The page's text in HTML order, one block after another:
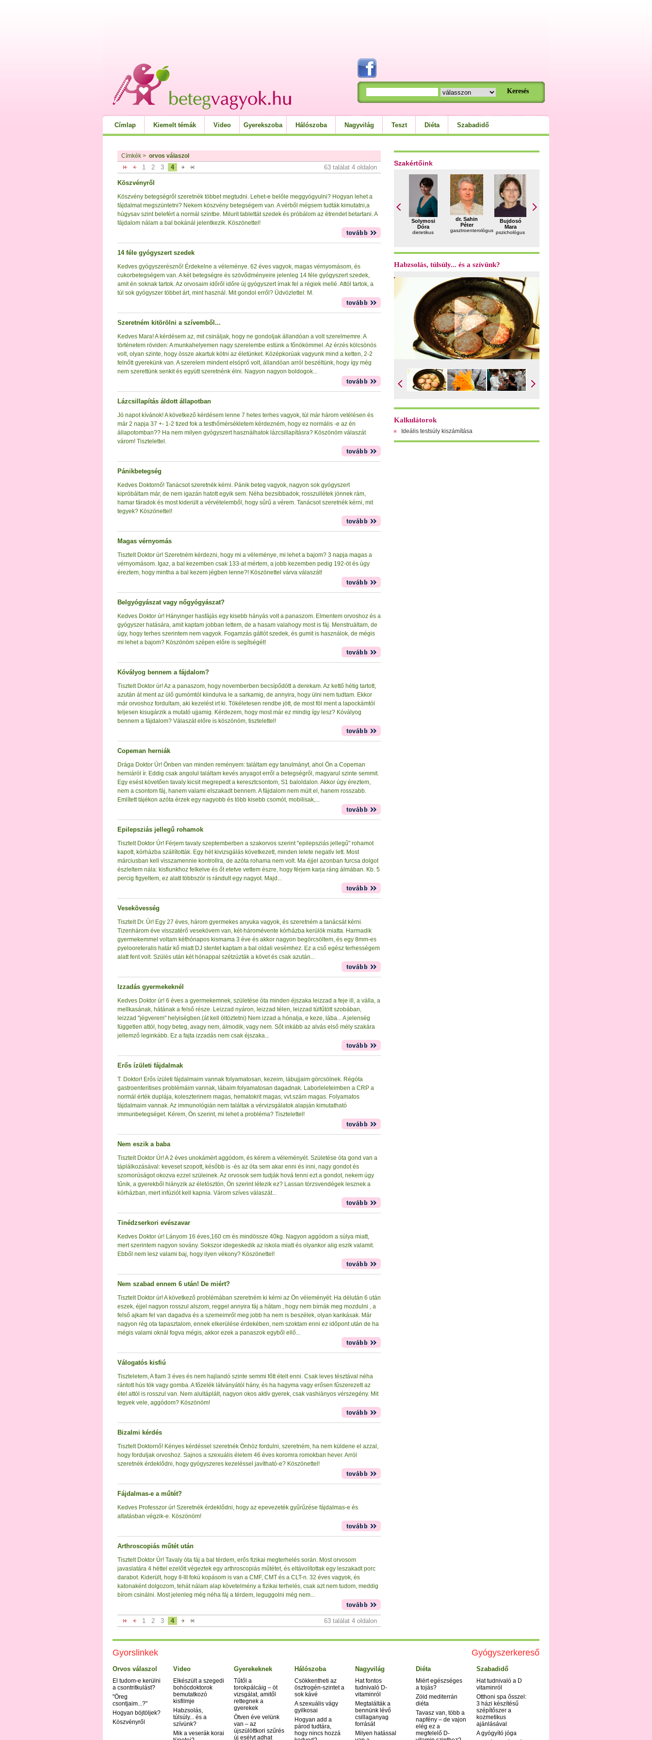
Címlap Kiemelt témák Video Gyerekszoba Hálószoba Nagyvilág Teszt Diéta Szabadidő
Címkék > orvos válaszol
1 2 3 4 63 találat 4 oldalon
Köszvényről
Köszvény betegségről szeretnék többet megtudni. Lehet-e belőle meggyógyulni? Hogyan lehet a
fájdalmat megszüntetni? Nekem köszvény betegségem van. A vérből mégsem tudták kimutatni,a
húgysav szint belefért a normál szintbe. Milurit tablettát szedek és próbálom az étrendet betartani. A
fájdalom nálam a bal bokánál jelentkezik. Köszönettel!
14 féle gyógyszert szedek
Kedves gyógyszerésznő! Érdekelne a véleménye. 62 éves vagyok, magas vérnyomásom, és
cukorbetegségem van. A két betegségre és szövődményeire jelenleg 14 féle gyógyszert szedek,
amit én soknak tartok. Az orvosaim időről időre új gyógyszert írnak fel a régiek mellé. Attól tartok, a
túl sok gyógyszer többet árt, mint használ. Mit gondol erről? Üdvözlettel: M.
Szeretném kitörölni a szívemből...
Kedves Mara! A kérdésem az, mit csináljak, hogy ne gondoljak állandóan a volt szerelmemre. A
történetem röviden: A munkahelyemen nagy szerelembe estünk a főnökömmel. Az érzés kölcsönös
volt, olyan szinte, hogy össze akartuk kötni az életünket. Középkorúak vagyunk mind a ketten, 2-2
felnőtt gyerekünk van. A szerelem mindent elsöprő volt, állandóan arról beszéltünk, hogy így még
nem szerettünk senkit és együtt szeretnénk élni. Nagyon nagyon boldogok...
Lázcsillapítás áldott állapotban
Jó napot kívánok! A következő kérdésem lenne 7 hetes terhes vagyok, túl már három vetélésen és
már 2 napja 37 +- 1-2 tized fok a testhőmérsékletem kérdezném, hogy ez normális -e az én
állapotomban?? Ha nem milyen gyógyszert használhatok lázcsillapításra? Köszönöm válaszát
várom! Tisztelettel.
Pánikbetegség
Kedves Doktornő! Tanácsot szeretnék kérni. Pánik beteg vagyok, nagyon sok gyógyszert
kipróbáltam már, de nem igazán hatott egyik sem. Néha bezsibbadok, rosszullétek jönnek rám,
hamar fáradok és most kiderült a vérvételemből, hogy sűrű a vérem. Tanácsot szeretnék kérni, mit
tegyek? Köszönettel!
Magas vérnyomás
Tisztelt Doktor úr! Szeretném kérdezni, hogy mi a véleménye, mi lehet a bajom? 3 napja magas a
vérnyomásom. Igaz, a bal kezemben csak 133-at mértem, a jobb kezemben pedig 192-öt és úgy
éreztem, hogy mintha a bal kezem jégben lenne?! Köszönettel várva válaszát!
Belgyógyászat vagy nőgyógyászat?
Kedves Doktor úr! Hányinger hasfájás egy kisebb hányás volt a panaszom. Elmentem orvoshoz és a
gyógyszer hatására, amit kaptam jobban lettem, de a hasam valahogy most is fáj. Menstruáltam, de
úgy, hogy terhes szerintem nem vagyok. Fogamzás gátlót szedek, és gumit is használok, de mégis
mi lehet a bajom? Köszönöm szépen előre is segítségét!
Kóvályog bennem a fájdalom?
Tisztelt Doktor úr! Az a panaszom, hogy novemberben becsípődött a derekam. Az kettő hétig tartott,
azután át ment az ülő gumómtól kiindulva le a sarkamig, de annyira, hogy ülni nem tudtam. Ekkor
már orvoshoz fordultam, aki kezelést irt ki. Tökéletesen rendbe jött, de most föl ment a lapockámtól
teljesen kisugárzik a mutató ujjamig. Kérdezem, hogy most már ez mindig így lesz? Kóvályog
bennem a fájdalom? Válaszát előre is köszönöm, tisztelettel!
Copeman herniák
Drága Doktor Úr! Önben van minden reményem: találtam egy tanulmányt, ahol Ön a Copeman
herniáról ír. Eddig csak angolul találtam kevés anyagot erről a betegségről, magyarul szinte semmit.
Egy esést követően tavaly kicsit megrepedt a keresztcsontom, S1 baloldalon. Akkor úgy éreztem,
nem a csontom fáj, hanem valami elszakadt bennem. A fájdalom nem múlt el, hanem rosszabb.
Említett tájékon azóta érzek egy nagyobb és több kisebb csomót, mobilisak,...
Epilepsziás jellegű rohamok
Tisztelt Doktor Úr! Férjem tavaly szeptemberben a szakorvos szerint "epilepsziás jellegű" rohamot
kapott, kórházba szállították. Egy hét kivizsgálás következett, minden lelete negatív lett. Most
márciusban kell visszamennie kontrollra, de azóta rohama nem volt. Ma éjjel azonban furcsa dolgot
észleltem nála: kisfiunkhoz felkelve és őt etetve vettem észre, hogy férjem karja ráng álmában. Kb. 5
percig figyeltem, ez alatt többször is rándult egy nagyot. Majd...
Vesekövesség
Tisztelt Dr. Úr! Egy 27 éves, három gyermekes anyuka vagyok, és szeretném a tanácsát kérni.
Tizenhárom éve visszatérő vesekövem van, két-háromévente kórházba kerülök miatta. Harmadik
gyermekemmel voltam kéthónapos kismama 3 éve és akkor nagyon begörcsöltem, és egy 8mm-es
pyelooreteralis határ kő miatt DJ stentet kaptam a bal oldali vesémhez. Ez a cső egész terhességem
alatt fent volt. Szülés után két hónappal szétzúzták a követ és csak azután...
Izzadás gyermekeknél
Kedves Doktor úr! 6 éves a gyermekemnek, születése óta minden éjszaka leizzad a feje ill, a válla, a
mellkasának, hátának a felső része. Leizzad nyáron, leizzad télen, leizzad túlfűtött szobában,
leizzad "jégverem" helyiségben.(át kell öltöztetni) Nem izzad a hónalja, e keze, lába... A jelenség
független attól, hogy beteg, avagy nem, álmodik, vagy nem. Sőt inkább az alvás első mély szakára
jellemző leginkább. Ez a fajta izzadás nem csak éjszaka...
Erős ízületi fájdalmak
T. Doktor! Erős ízületi fájdalmaim vannak folyamatosan, kezeim, lábujjaim görcsölnek. Régóta
gastroenteritises problémáim vannak, lábaim folyamatosan dagadnak. Laborleleteimben a CRP a
normál érték duplája, koleszterinem magas, hematokrit magas, vvt.szám magas. Folyamatos
fájdalmaim vannak. Az immunológián nem találtak a vérvizsgálatok alapján kimutatható
immunbetegséget. Kérem, Ön szerint, mi lehet a probléma? Tisztelettel!
Nem eszik a baba
Tisztelt Doktor Úr! A 2 éves unokámért aggódom, és kérem a véleményét. Születése óta gond van a
táplálkozásával: keveset szopott, később is -és az óta sem akar enni és inni, nagy gondot és
szomorúságot okozva ezzel szüleinek. Az orvosok sem tudják hová tenni ezt a gondot, nekem úgy
tűnik, a gyerekből hiányzik az életösztön, Ön szerint létezik ez? Lassan törzsvendégek lesznek a
kórházban, mert infúziót kell kapnia. Várom szíves válaszát...
Tinédzserkori evészavar
Kedves Doktor úr! Lányom 16 éves,160 cm és mindössze 40kg. Nagyon aggódom a súlya miatt,
mert szerintem nagyon sovány. Sokszor idegeskedik az iskola miatt és olyankor alig eszik valamit.
Ebből nem lesz valami baj, hogy ilyen vékony? Köszönettel!
Nem szabad ennem 6 után! De miért?
Tisztelt Doktor úr! A következő problémában szeretném ki kérni az Ön véleményét: Ha délután 6 után
eszek, éjjel nagyon rosszul alszom, reggel annyira fáj a hátam , hogy nem bírnák meg mozdulni , a
felső ajkam fel van dagadva és a szemeimről meg jobb ha nem is beszélek, olyan karikásak. Már
nagyon rég ota tapasztalom, ennek elkerülése érdekében, nem szoktam enni ez időpont után de ha
mégis valami oknál fogva mégis, akkor ezek a panaszok egyből ellő...
Válogatós kisfiú
Tiszteletem, A fiam 3 éves és nem hajlandó szinte semmi főtt ételt enni. Csak leves tésztával néha
rántott hús tök vagy gomba. A főzelék látványától hány, és ha hagyma vagy erősen fűszerezett az
étel attól is rosszul van. Nem alultáplált, nagyon okos aktív gyerek, csak vashiányos vérszegény. Mit
tegyek vele, aggódom? Köszönöm!
Bizalmi kérdés
Tisztelt Doktornő! Kényes kérdéssel szeretnék Önhöz fordulni, szeretném, ha nem küldene el azzal,
hogy forduljak orvoshoz. Sajnos a szexuális életem 46 éves koromra romokban hever. Arról
szeretnék érdeklődni, hogy gyógyszeres kezeléssel javítható-e? Köszönettel!
Fájdalmas-e a műtét?
Kedves Professzor úr! Szeretnék érdeklődni, hogy az epevezeték gyűrűzése fájdalmas-e és
altatásban végzik-e. Köszönöm!
Arthroscopiás műtét után
Tisztelt Doktor Úr! Tavaly óta fáj a bal térdem, erős fizikai megterhelés során. Most orvosom
javaslatára 4 héttel ezelőtt végeztek egy arthroscopiás műtétet, és eltávolítottak egy leszakadt porc
darabot. Kiderült, hogy II-III fokú kopásom is van a CMF, CMT és a CLT-n. 32 éves vagyok, és
katonaként dolgozom, tehát nálam alap követelmény a fizikai terhelés, csak azt nem tudom, meddig
bírom csinálni. Most jelenleg még néha fáj a térdem, leguggolni még nem...
1 2 3 4 63 találat 4 oldalon
Szakértőink
Solymosi
Dóra
dietetikus
dr. Sahin
Péter
gasztroenterológus
Bujdosó
Mara
pszichológus
Habzsolás, túlsúly... és a szívünk?
Kalkulátorok
Ideális testsúly kiszámítása
Gyógyszerkereső
Gyorslinkek
Orvos válaszol
El tudom-e kerülni
a csontritkulást?
"Öreg
csontjaim...?"
Hogyan böjtöljek?
Köszvényről
Video
Elkészült a szegedi
bohócdoktorok
bemutatkozó
kisfilmje
Habzsolás,
túlsúly... és a
szívünk?
Mik a veserák korai
Gyerekeknek
Tűtől a
torokpálcáig – öt
vizsgálat, amitől
rettegnek a
gyerekek
Ötven éve velünk
van – az
újszülöttkori szűrés
új esélyt adhat
Hálószoba
Csökkentheti az
ösztrogén-szintet a
sok kávé
A szexuális vágy
gyilkosai
Hogyan add a
párod tudtára,
hogy nincs hozzá
Nagyvilág
Hat fontos
tudnivaló D-
vitaminról
Megtalálták a
bennünk lévő
csillaganyag
forrását
Milyen hatással
Diéta
Miért egészséges
a tojás?
Zöld mediterrán
diéta
Tavasz van, több a
napfény – de vajon
elég ez a
megfelelő D-
Szabadidő
Hat tudnivaló a D
vitaminról
Otthoni spa ősszel:
3 házi készítésű
szépítőszer a
kozmetikus
ajánlásával
A gyógyító jóga